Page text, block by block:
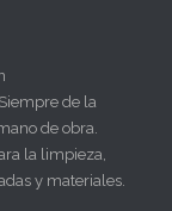
de la
de obra.
la limpieza,
y materiales.